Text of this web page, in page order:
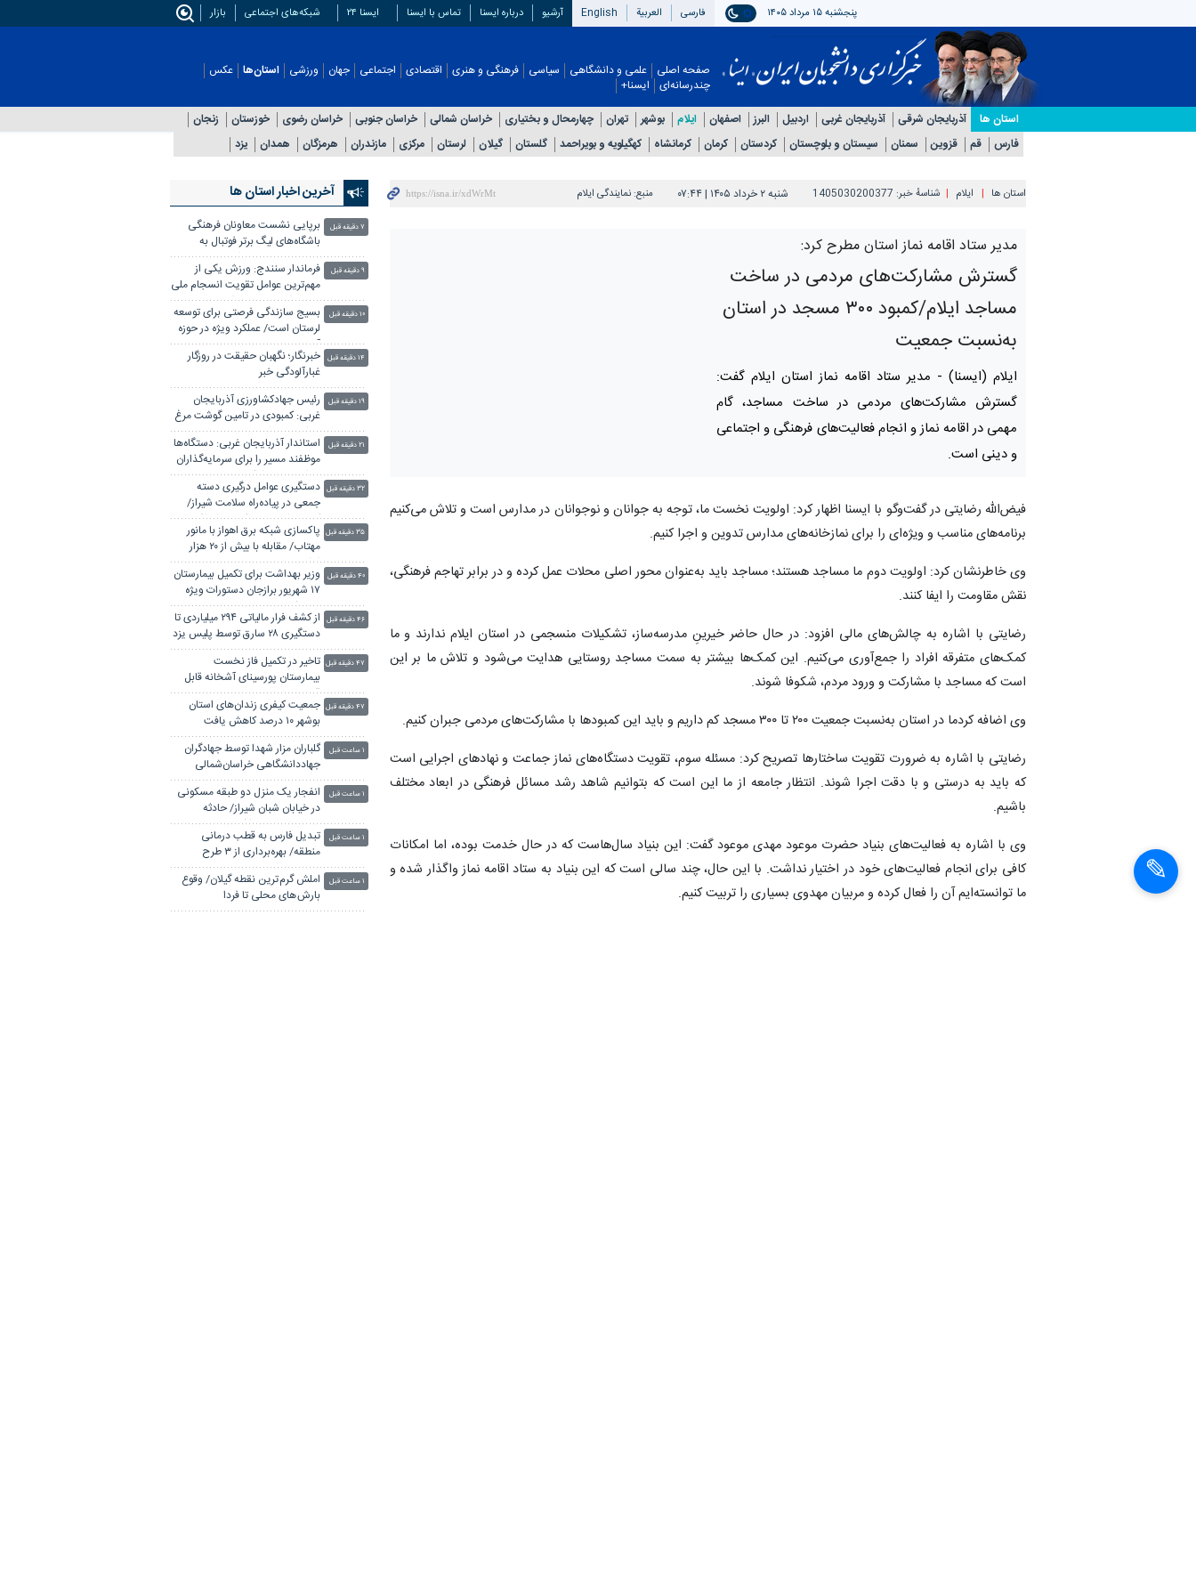
پنجشنبه ۱۵ مرداد ۱۴۰۵ فارسی العربیة English آرشیو درباره ایسنا تماس با ایسنا ایسنا ۲۴ شبکه‌های اجتماعی بازار
صفحه اصلی علمی و دانشگاهی سیاسی فرهنگی و هنری اقتصادی اجتماعی جهان ورزشی استان‌ها
استان ها آذربایجان شرقی آذربایجان غربی اردبیل البرز اصفهان ایلام بوشهر تهران چهارمحال و بختیاری خراسان شمالی خراسان جنوبی خراسان رضوی خوزستان
زنجان
فارس
قم قزوین سمنان سیستان و بلوچستان کردستان کرمان کرمانشاه کهگیلویه و بویراحمد گلستان گیلان لرستان مرکزی مازندران هرمزگان همدان یزد
عکس
چندرسانه‌ای ایسنا+
استان ها ایلام شناسهٔ خبر: 1405030200377 شنبه ۲ خرداد ۱۴۰۵ | ۰۷:۴۴ منبع: نمایندگی ایلام
مدیر ستاد اقامه نماز استان مطرح کرد:
گسترش مشارکت‌های مردمی در ساخت
مساجد ایلام/کمبود ۳۰۰ مسجد در استان
به‌نسبت جمعیت
ایلام (ایسنا) - مدیر ستاد اقامه نماز استان ایلام گفت:
گسترش مشارکت‌های مردمی در ساخت مساجد، گام
مهمی در اقامه نماز و انجام فعالیت‌های فرهنگی و اجتماعی
و دینی است.
فیض‌الله رضایتی در گفت‌وگو با ایسنا اظهار کرد: اولویت نخست ما، توجه به جوانان و نوجوانان در مدارس است و تلاش می‌کنیم
برنامه‌های مناسب و ویژه‌ای را برای نمازخانه‌های مدارس تدوین و اجرا کنیم.
وی خاطرنشان کرد: اولویت دوم ما مساجد هستند؛ مساجد باید به‌عنوان محور اصلی محلات عمل کرده و در برابر تهاجم فرهنگی،
نقش مقاومت را ایفا کنند.
رضایتی با اشاره به چالش‌های مالی افزود: در حال حاضر خیرینِ مدرسه‌ساز، تشکیلات منسجمی در استان ایلام ندارند و ما
کمک‌های متفرقه افراد را جمع‌آوری می‌کنیم. این کمک‌ها بیشتر به سمت مساجد روستایی هدایت می‌شود و تلاش ما بر این
است که مساجد با مشارکت و ورود مردم، شکوفا شوند.
وی اضافه کردما در استان به‌نسبت جمعیت ۲۰۰ تا ۳۰۰ مسجد کم داریم و باید این کمبودها با مشارکت‌های مردمی جبران کنیم.
رضایتی با اشاره به ضرورت تقویت ساختارها تصریح کرد: مسئله سوم، تقویت دستگاه‌های نماز جماعت و نهادهای اجرایی است
که باید به درستی و با دقت اجرا شوند. انتظار جامعه از ما این است که بتوانیم شاهد رشد مسائل فرهنگی در ابعاد مختلف
باشیم.
وی با اشاره به فعالیت‌های بنیاد حضرت موعود مهدی موعود گفت: این بنیاد سال‌هاست که در حال خدمت بوده، اما امکانات
کافی برای انجام فعالیت‌های خود در اختیار نداشت. با این حال، چند سالی است که این بنیاد به ستاد اقامه نماز واگذار شده و
ما توانسته‌ایم آن را فعال کرده و مربیان مهدوی بسیاری را تربیت کنیم.
آخرین اخبار استان ها
برپایی نشست معاونان فرهنگی
باشگاه‌های لیگ برتر فوتبال به
میزبانی سپاهان در اصفهان
۷ دقیقه قبل
فرماندار سنندج: ورزش یکی از
مهم‌ترین عوامل تقویت انسجام ملی
و پرورش نسل سالم است
۹ دقیقه قبل
بسیج سازندگی فرصتی برای توسعه
لرستان است/ عملکرد ویژه در حوزه
آبرسانی به روستاها و مدرسه‌
۱۰ دقیقه قبل
خبرنگار؛ نگهبان حقیقت در روزگار
غبارآلودگی خبر
۱۴ دقیقه قبل
رئیس جهادکشاورزی آذربایجان
غربی: کمبودی در تامین گوشت مرغ
در استان نداریم
۱۹ دقیقه قبل
استاندار آذربایجان غربی: دستگاه‌ها
موظفند مسیر را برای سرمایه‌گذاران
در استان هموار کنند
۲۱ دقیقه قبل
دستگیری عوامل درگیری دسته
جمعی در پیاده‌راه سلامت شیراز/
کلاهبردار در مرز باکو به دام افتاد
۳۲ دقیقه قبل
پاکسازی شبکه برق اهواز با مانور
مهتاب/ مقابله با بیش از ۲۰ هزار
انشعاب غیرمجاز
۳۵ دقیقه قبل
وزیر بهداشت برای تکمیل بیمارستان
۱۷ شهریور برازجان دستورات ویژه
صادر کرد
۴۰ دقیقه قبل
از کشف فرار مالیاتی ۲۹۴ میلیاردی تا
دستگیری ۲۸ سارق توسط پلیس یزد
۴۶ دقیقه قبل
تاخیر در تکمیل فاز نخست
بیمارستان پورسینای آشخانه قابل
قبول نیست
۴۷ دقیقه قبل
جمعیت کیفری زندان‌های استان
بوشهر ۱۰ درصد کاهش یافت
۴۷ دقیقه قبل
گلباران مزار شهدا توسط جهادگران
جهاددانشگاهی خراسان‌شمالی
۱ ساعت قبل
انفجار یک منزل دو طبقه مسکونی
در خیابان شبان شیراز/ حادثه
خسارت جانی نداشت
۱ ساعت قبل
تبدیل فارس به قطب درمانی
منطقه/ بهره‌برداری از ۳ طرح
سلامت با اعتبار ۴۰۰۰ میلیارد تومان
۱ ساعت قبل
املش گرم ترین نقطه گیلان/ وقوع
بارش های محلی تا فردا
۱ ساعت قبل